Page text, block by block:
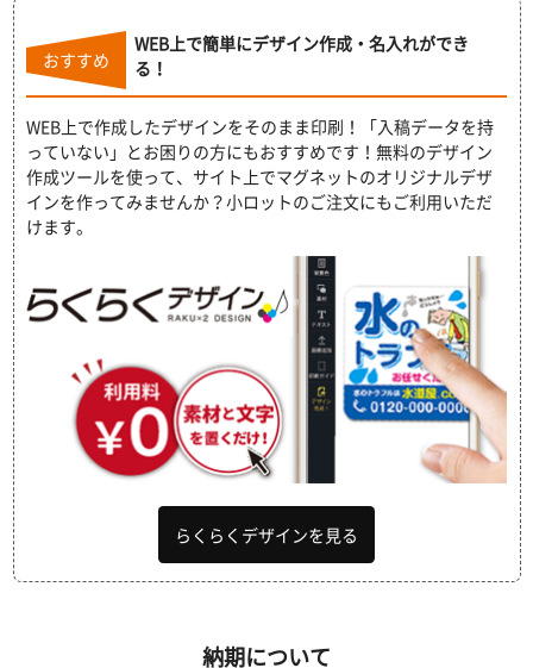
おすすめ
WEB上で簡単にデザイン作成・名入れができ
る！
WEB上で作成したデザインをそのまま印刷！「入稿データを持
っていない」とお困りの方にもおすすめです！無料のデザイン
作成ツールを使って、サイト上でマグネットのオリジナルデザ
インを作ってみませんか？小ロットのご注文にもご利用いただ
けます。
らくらくデザインを見る
納期について